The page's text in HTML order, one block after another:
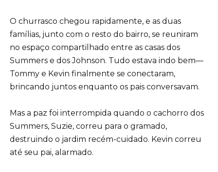
O churrasco chegou rapidamente, e as duas
famílias, junto com o resto do bairro, se reuniram
no espaço compartilhado entre as casas dos
Summers e dos Johnson. Tudo estava indo bem—
Tommy e Kevin finalmente se conectaram,
brincando juntos enquanto os pais conversavam.
Mas a paz foi interrompida quando o cachorro dos
Summers, Suzie, correu para o gramado,
destruindo o jardim recém-cuidado. Kevin correu
até seu pai, alarmado.